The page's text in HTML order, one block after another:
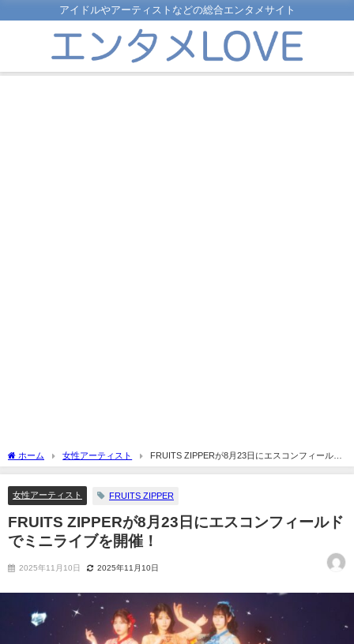
アイドルやアーティストなどの総合エンタメサイト
ホーム 女性アーティスト
FRUITS ZIPPERが8月23日にエスコンフィールド
でミニライブを開催！
女性アーティスト FRUITS ZIPPER
FRUITS ZIPPERが8月23日にエスコンフィールド
でミニライブを開催！
2025年11月10日 2025年11月10日